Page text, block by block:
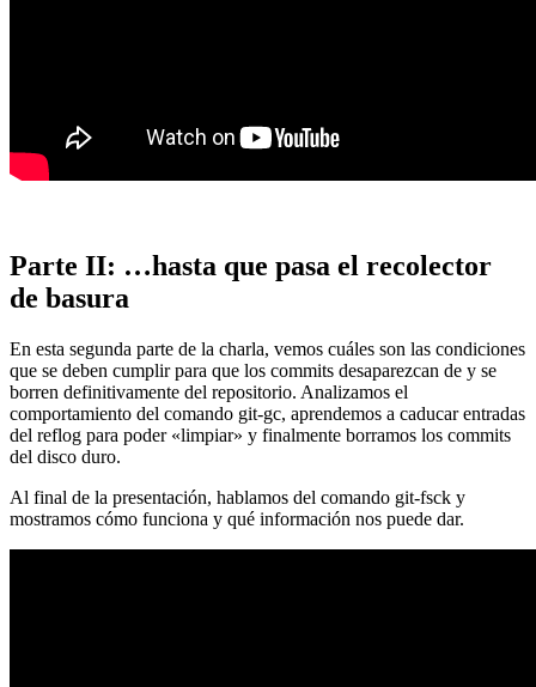
Parte II: …hasta que pasa el recolector
de basura
En esta segunda parte de la charla, vemos cuáles son las condiciones
que se deben cumplir para que los commits desaparezcan de y se
borren definitivamente del repositorio. Analizamos el
comportamiento del comando git-gc, aprendemos a caducar entradas
del reflog para poder «limpiar» y finalmente borramos los commits
del disco duro.
Al final de la presentación, hablamos del comando git-fsck y
mostramos cómo funciona y qué información nos puede dar.